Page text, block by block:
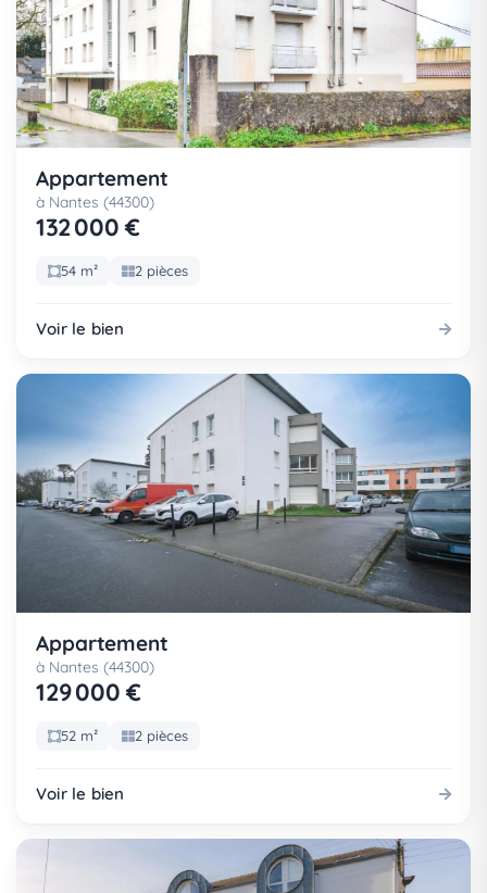
Appartement
à Nantes (44300)
132 000 €
54 m² 2 pièces
Voir le bien
Appartement
à Nantes (44300)
129 000 €
52 m² 2 pièces
Voir le bien